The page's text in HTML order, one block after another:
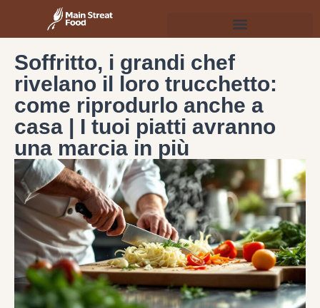
Soffritto, i grandi chef
rivelano il loro trucchetto:
come riprodurlo anche a
casa | I tuoi piatti avranno
una marcia in più